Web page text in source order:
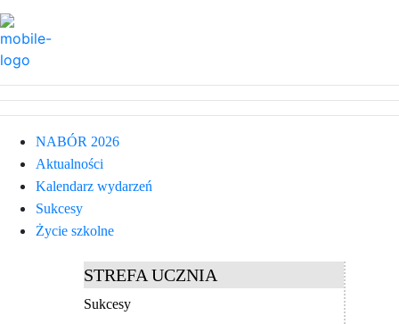
NABÓR 2026
Aktualności
Kalendarz wydarzeń
Sukcesy
Życie szkolne
STREFA UCZNIA
Sukcesy